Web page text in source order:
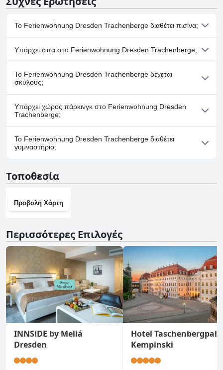
Το Ferienwohnung Dresden Trachenberge διαθέτει πισίνα;
Ναι, το Ferienwohnung Dresden Trachenberge διαθέτει πισίνα/
πισίνες που ανήκουν σε μία ή περισσότερες από τις ακόλουθες
κατηγορίες: Θερμαινόμενη Πισίνα, Εξωτερική Πισίνα.
Υπάρχει σπα στο Ferienwohnung Dresden Trachenberge;
Όχι, το Ferienwohnung Dresden Trachenberge δεν διαθέτει
σπα.
Το Ferienwohnung Dresden Trachenberge δέχεται
σκύλους;
Όχι, το Ferienwohnung Dresden Trachenberge δεν δέχεται
σκύλους.
Υπάρχει χώρος πάρκινγκ στο Ferienwohnung Dresden
Trachenberge;
Ναι, υπάρχουν εγκαταστάσεις πάρκινγκ στο Ferienwohnung
Dresden Trachenberge.
Το Ferienwohnung Dresden Trachenberge διαθέτει
γυμναστήριο;
γυμναστήριο.
Τοποθεσία
Προβολή Χάρτη
Περισσότερες Επιλογές
INNSiDE by Meliá
Dresden
Hotel
Kempinski